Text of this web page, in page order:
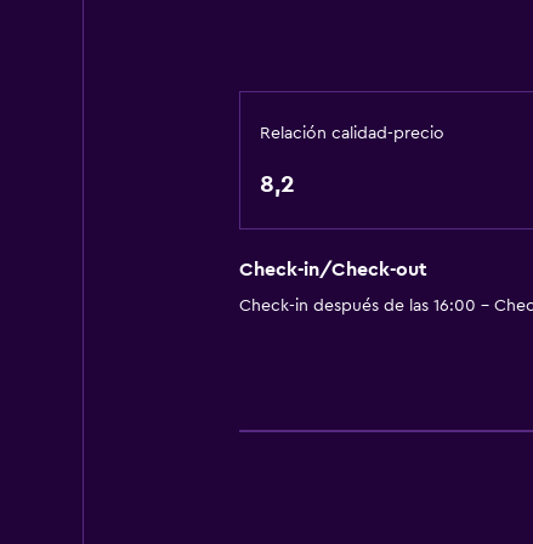
Papel higiénico
Baño privado
General
Relación calidad-precio
8,2
Check-in/Check-out
Check-in después de las 16:00 -